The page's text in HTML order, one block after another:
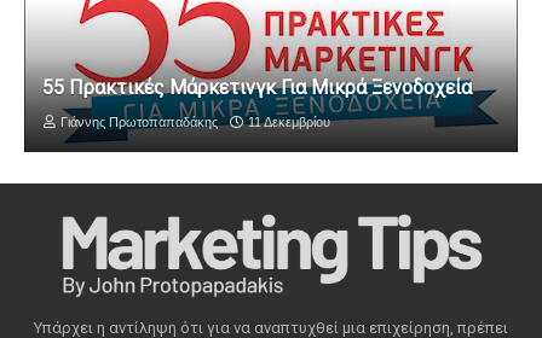
55 Πρακτικές Μάρκετινγκ Για Μικρά Ξενοδοχεία
Γιάννης Πρωτοπαπαδάκης 11 Δεκεμβρίου
Υπάρχει η αντίληψη ότι για να αναπτυχθεί μια επιχείρηση, πρέπει